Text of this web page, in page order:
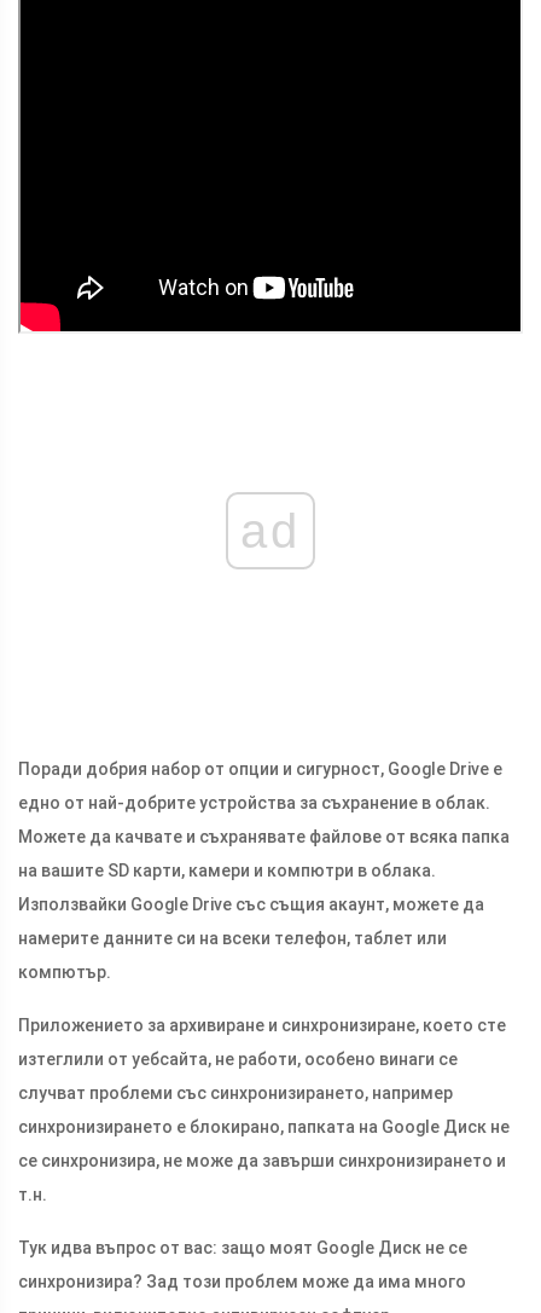
ad
Поради добрия набор от опции и сигурност, Google Drive е
едно от най-добрите устройства за съхранение в облак.
Можете да качвате и съхранявате файлове от всяка папка
на вашите SD карти, камери и компютри в облака.
Използвайки Google Drive със същия акаунт, можете да
намерите данните си на всеки телефон, таблет или
компютър.
Приложението за архивиране и синхронизиране, което сте
изтеглили от уебсайта, не работи, особено винаги се
случват проблеми със синхронизирането, например
синхронизирането е блокирано, папката на Google Диск не
се синхронизира, не може да завърши синхронизирането и
т.н.
Тук идва въпрос от вас: защо моят Google Диск не се
синхронизира? Зад този проблем може да има много